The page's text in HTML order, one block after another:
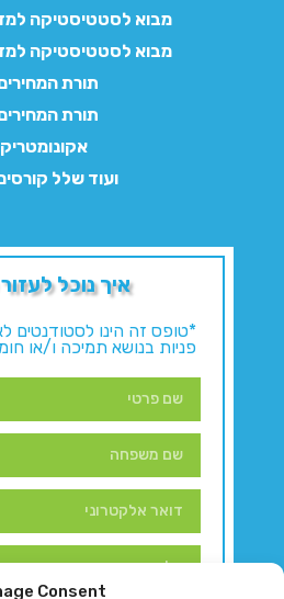
Consent
מבוא לסטטיסטיקה
מבוא לסטטיסטיקה
תורת
תורת
ועוד שלל
איך נוכל
*טופס זה הינו לסטודנטים
פניות בנושא תמיכה ו/או